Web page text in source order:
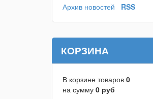
Архив новостей
RSS
КОРЗИНА
В корзине товаров 0
на сумму 0 руб